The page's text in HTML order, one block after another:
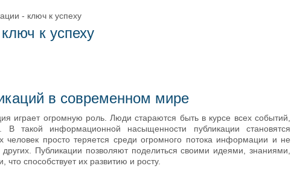
- ключ к успеху
к успеху
в современном мире
играет огромную роль. Люди стараются быть в курсе всех событий,
В такой информационной насыщенности публикации становятся
человек просто теряется среди огромного потока информации и не
Публикации позволяют поделиться своими идеями, знаниями,
способствует их развитию и росту.